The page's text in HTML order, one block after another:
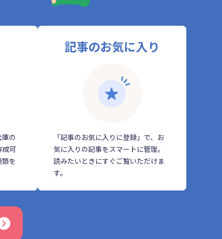
の
成可
を
記事のお気に入り
「記事のお気に入りに登録」で、お
気に入りの記事をスマートに管理。
読みたいときにすぐご覧いただけま
す。